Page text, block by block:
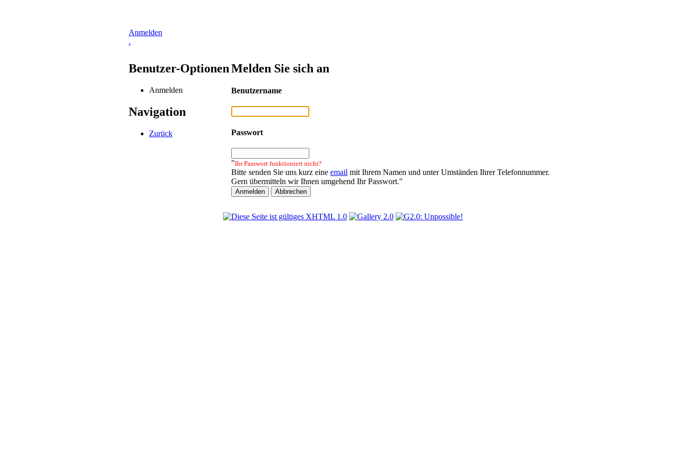
Anmelden
.
Benutzer-Optionen
Anmelden
Navigation
Zurück
Melden Sie sich an
Benutzername
Passwort
"Ihr Passwort funktioniert nicht?
Bitte senden Sie uns kurz eine email mit Ihrem Namen und unter Umständen Ihrer Telefonnummer.
Gern übermitteln wir Ihnen umgehend Ihr Passwort."